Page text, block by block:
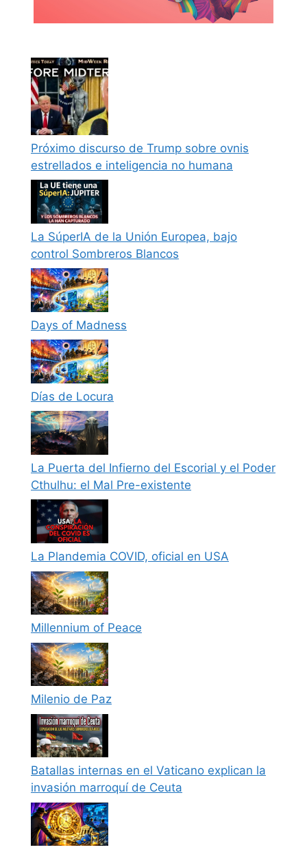
Próximo discurso de Trump sobre ovnis
estrellados e inteligencia no humana
La SúperIA de la Unión Europea, bajo
control Sombreros Blancos
Days of Madness
Días de Locura
La Puerta del Infierno del Escorial y el Poder
Cthulhu: el Mal Pre-existente
La Plandemia COVID, oficial en USA
Millennium of Peace
Milenio de Paz
Batallas internas en el Vaticano explican la
invasión marroquí de Ceuta